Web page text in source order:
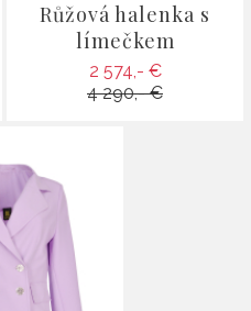
Růžová halenka s
límečkem
2 574,- €
4 290,- €